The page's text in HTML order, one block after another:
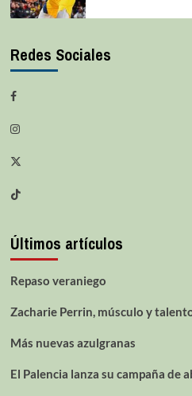
Redes Sociales
Últimos artículos
Repaso veraniego
Zacharie Perrin, músculo y
Más nuevas azulgranas
El Palencia lanza su campaña de